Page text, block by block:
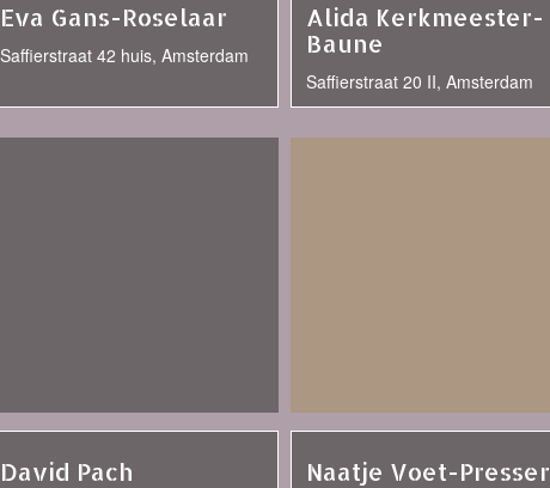
Eva Gans-Roselaar
Saffierstraat 42 huis, Amsterdam
Alida Kerkmeester-
Baune
Saffierstraat 20 II, Amsterdam
David Pach Naatje Voet-Presser